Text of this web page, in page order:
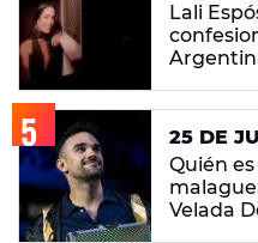
Lali
fui
25 DE
Quién
Velada